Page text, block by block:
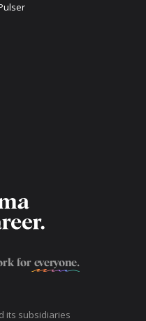
for everyone.
its subsidiaries